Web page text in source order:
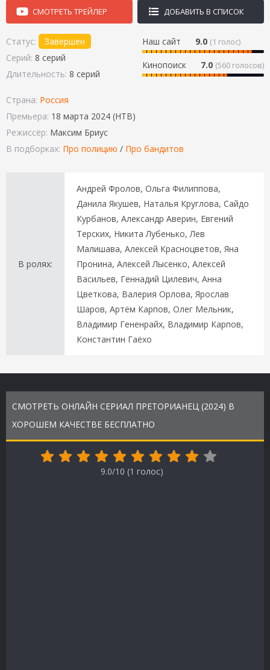
СМОТРЕТЬ ТРЕЙЛЕР ДОБАВИТЬ В СПИСОК
Наш сайт 9.0 (1 голос)
Кинопоиск 7.0 (560 голосов)
Статус:
Завершен
Серий: 8 серий
Длительность: 8 серий
Страна: Россия
Премьера: 18 марта 2024 (НТВ)
Режиссёр: Максим Бриус
В подборках: Про полицию / Про бандитов
В ролях:
Андрей Фролов, Ольга Филиппова,
Данила Якушев, Наталья Круглова, Сайдо
Курбанов, Александр Аверин, Евгений
Терских, Никита Лубенько, Лев
Малишава, Алексей Красноцветов, Яна
Пронина, Алексей Лысенко, Алексей
Васильев, Геннадий Цилевич, Анна
Цветкова, Валерия Орлова, Ярослав
Шаров, Артём Карпов, Олег Мельник,
Владимир Гененрайх, Владимир Карпов,
Константин Гаёхо
СМОТРЕТЬ ОНЛАЙН СЕРИАЛ ПРЕТОРИАНЕЦ (2024) В
ХОРОШЕМ КАЧЕСТВЕ БЕСПЛАТНО
9.0/10 (1 голос)